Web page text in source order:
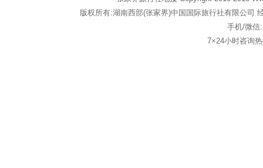
版权所有:湖南西部(张家界)中国国际旅行社有限公司
手机/微信:
7×24小时咨询